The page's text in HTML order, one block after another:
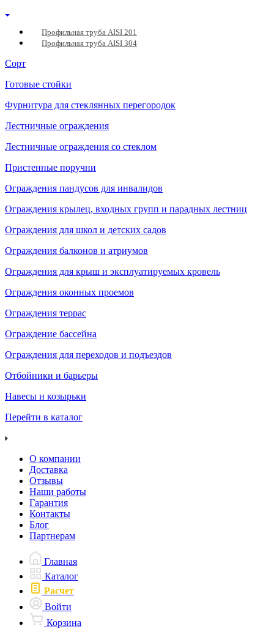
Профильная труба AISI 201
Профильная труба AISI 304
Сорт
Готовые стойки
Фурнитура для стеклянных перегородок
Лестничные ограждения
Лестничные ограждения со стеклом
Пристенные поручни
Ограждения пандусов для инвалидов
Ограждения крылец, входных групп и парадных лестниц
Ограждения для школ и детских садов
Ограждения балконов и атриумов
Ограждения для крыш и эксплуатируемых кровель
Ограждения оконных проемов
Ограждения террас
Ограждение бассейна
Ограждения для переходов и подъездов
Отбойники и барьеры
Навесы и козырьки
Перейти в каталог
О компании
Доставка
Отзывы
Наши работы
Гарантия
Контакты
Блог
Партнерам
Главная
Каталог
Расчет
Войти
Корзина